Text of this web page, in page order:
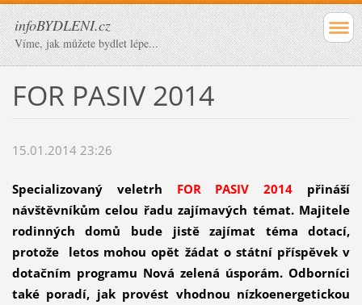
infoBYDLENI.cz
Víme, jak můžete bydlet lépe...
FOR PASIV 2014
15.01.2014 23:26
Specializovaný veletrh FOR PASIV 2014 přináší
návštěvníkům celou řadu zajímavých témat. Majitele
rodinných domů bude jistě zajímat téma dotací,
protože letos mohou opět žádat o státní příspěvek v
dotačním programu Nová zelená úsporám. Odborníci
také poradí, jak provést vhodnou nízkoenergetickou